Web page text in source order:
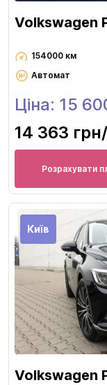
Volkswagen
154000 км
Автомат
Ціна: 15
14 363 грн
Розрахувати
Київ
Volkswagen